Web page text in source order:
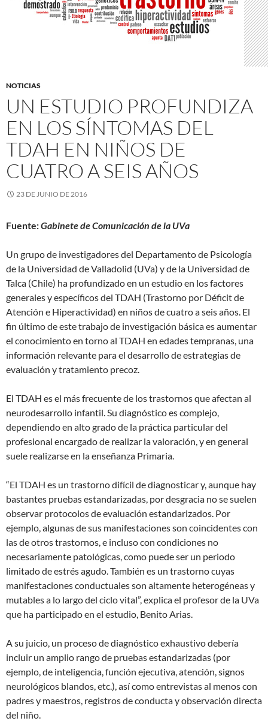
NOTICIAS
UN ESTUDIO PROFUNDIZA
EN LOS SÍNTOMAS DEL
TDAH EN NIÑOS DE
CUATRO A SEIS AÑOS
23 DE JUNIO DE 2016
Fuente:Gabinete de Comunicación de la UVa
Un grupo de investigadores del Departamento de Psicología
de la Universidad de Valladolid (UVa) y de la Universidad de
Talca (Chile) ha profundizado en un estudio en los factores
generales y específicos del TDAH (Trastorno por Déficit de
Atención e Hiperactividad) en niños de cuatro a seis años. El
fin último de este trabajo de investigación básica es aumentar
el conocimiento en torno al TDAH en edades tempranas, una
información relevante para el desarrollo de estrategias de
evaluación y tratamiento precoz.
El TDAH es el más frecuente de los trastornos que afectan al
neurodesarrollo infantil. Su diagnóstico es complejo,
dependiendo en alto grado de la práctica particular del
profesional encargado de realizar la valoración, y en general
suele realizarse en la enseñanza Primaria.
“El TDAH es un trastorno difícil de diagnosticar y, aunque hay
bastantes pruebas estandarizadas, por desgracia no se suelen
observar protocolos de evaluación estandarizados. Por
ejemplo, algunas de sus manifestaciones son coincidentes con
las de otros trastornos, e incluso con condiciones no
necesariamente patológicas, como puede ser un periodo
limitado de estrés agudo. También es un trastorno cuyas
manifestaciones conductuales son altamente heterogéneas y
mutables a lo largo del ciclo vital”, explica el profesor de la UVa
que ha participado en el estudio, Benito Arias.
A su juicio, un proceso de diagnóstico exhaustivo debería
incluir un amplio rango de pruebas estandarizadas (por
ejemplo, de inteligencia, función ejecutiva, atención, signos
neurológicos blandos, etc.), así como entrevistas al menos con
padres y maestros, registros de conducta y observación directa
del niño.